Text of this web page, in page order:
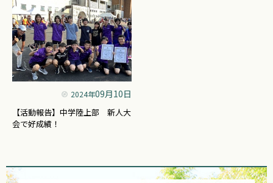
2024年09月10日
【活動報告】中学陸上部 新人大
会で好成績！